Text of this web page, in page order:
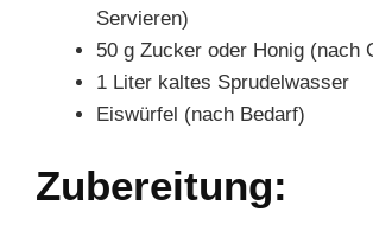
Servieren)
50 g Zucker oder Honig (nach
1 Liter kaltes Sprudelwasser
Eiswürfel (nach Bedarf)
Zubereitung: